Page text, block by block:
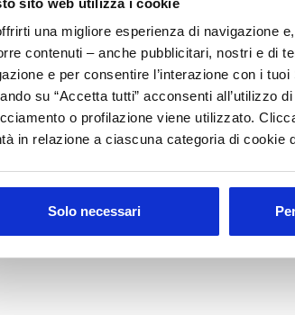
sito web utilizza i cookie
una migliore esperienza di navigazione
contenuti – anche pubblicitari, nostri e di
e per consentire l’interazione con i
su “Accetta tutti” acconsenti all’utilizzo
o profilazione viene utilizzato.
in relazione a ciascuna categoria di
Solo necessari
un utente registrato